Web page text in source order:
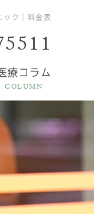
ック｜料金表
療コラム
COLUMN